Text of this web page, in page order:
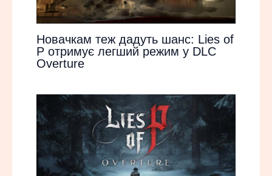
Новачкам теж дадуть шанс: Lies of
P отримує легший режим у DLC
Overture